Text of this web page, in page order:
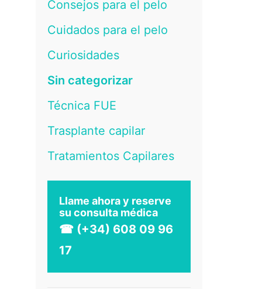
Consejos para el pelo
Cuidados para el pelo
Curiosidades
Sin categorizar
Técnica FUE
Trasplante capilar
Tratamientos Capilares
Llame ahora y reserve
su consulta médica
☎ (+34) 608 09 96
17